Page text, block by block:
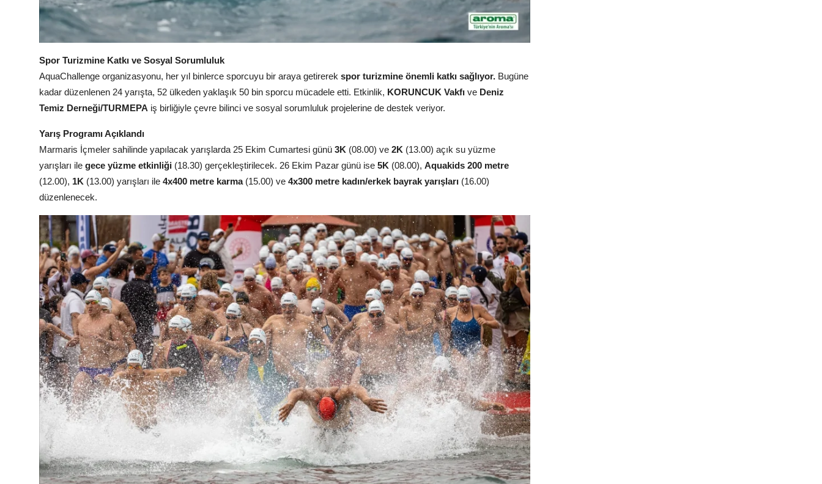
Spor Turizmine Katkı ve Sosyal Sorumluluk
AquaChallenge organizasyonu, her yıl binlerce sporcuyu bir araya getirerek spor turizmine önemli katkı sağlıyor. Bugüne
kadar düzenlenen 24 yarışta, 52 ülkeden yaklaşık 50 bin sporcu mücadele etti. Etkinlik, KORUNCUK Vakfı ve Deniz
Temiz Derneği/TURMEPA iş birliğiyle çevre bilinci ve sosyal sorumluluk projelerine de destek veriyor.
Yarış Programı Açıklandı
Marmaris İçmeler sahilinde yapılacak yarışlarda 25 Ekim Cumartesi günü 3K (08.00) ve 2K (13.00) açık su yüzme
yarışları ile gece yüzme etkinliği (18.30) gerçekleştirilecek. 26 Ekim Pazar günü ise 5K (08.00), Aquakids 200 metre
(12.00), 1K (13.00) yarışları ile 4x400 metre karma(15.00) ve 4x300 metre kadın/erkek bayrak yarışları (16.00)
düzenlenecek.